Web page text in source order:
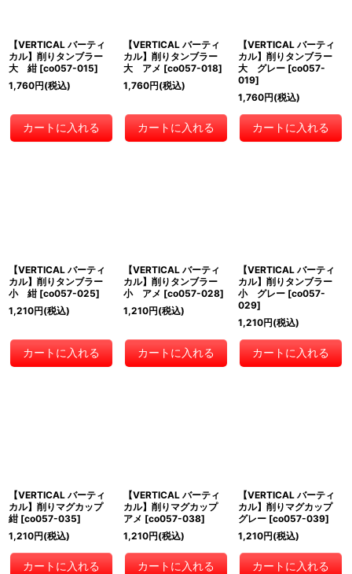
【VERTICAL バーティ
カル】削りタンブラー
大 紺 [co057-015]
1,760円(税込)
カートに入れる
【VERTICAL バーティ
カル】削りタンブラー
大 アメ [co057-018]
1,760円(税込)
カートに入れる
【VERTICAL バーティ
カル】削りタンブラー
大 グレー [co057-
019]
1,760円(税込)
カートに入れる
【VERTICAL バーティ
カル】削りタンブラー
小 紺 [co057-025]
1,210円(税込)
カートに入れる
【VERTICAL バーティ
カル】削りタンブラー
小 アメ [co057-028]
1,210円(税込)
カートに入れる
【VERTICAL バーティ
カル】削りタンブラー
小 グレー [co057-
029]
1,210円(税込)
カートに入れる
【VERTICAL バーティ
カル】削りマグカップ
紺 [co057-035]
1,210円(税込)
カートに入れる
【VERTICAL バーティ
カル】削りマグカップ
アメ [co057-038]
1,210円(税込)
カートに入れる
【VERTICAL バーティ
カル】削りマグカップ
グレー [co057-039]
1,210円(税込)
カートに入れる